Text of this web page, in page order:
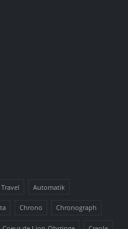
Automatik
Chrono Chronograph